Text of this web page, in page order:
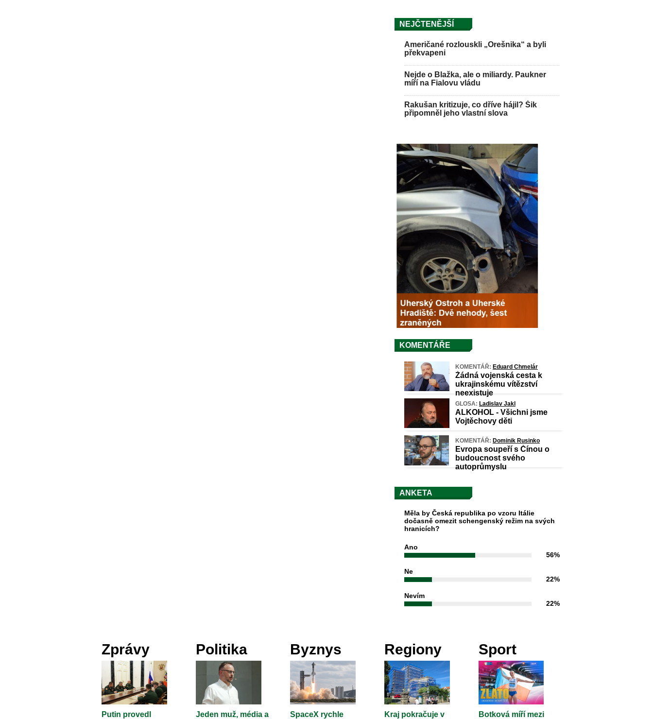
NEJČTENĚJŠÍ
Američané rozlouskli „Orešnika“ a byli
překvapeni
Nejde o Blažka, ale o miliardy. Paukner
míří na Fialovu vládu
Rakušan kritizuje, co dříve hájil? Šik
připomněl jeho vlastní slova
KOMENTÁŘE
KOMENTÁŘ: Eduard Chmelár
Žádná vojenská cesta k
ukrajinskému vítězství
neexistuje
GLOSA: Ladislav Jakl
ALKOHOL - Všichni jsme
Vojtěchovy děti
KOMENTÁŘ: Dominik Rusinko
Evropa soupeří s Čínou o
budoucnost svého
autoprůmyslu
ANKETA
Měla by Česká republika po vzoru Itálie
dočasně omezit schengenský režim na svých
hranicích?
Ano
56%
Ne
22%
Nevím
22%
Zprávy
Putin provedl
Politika
Jeden muž, média a
Byznys
SpaceX rychle
Regiony
Kraj pokračuje v
Sport
Botková míří mezi